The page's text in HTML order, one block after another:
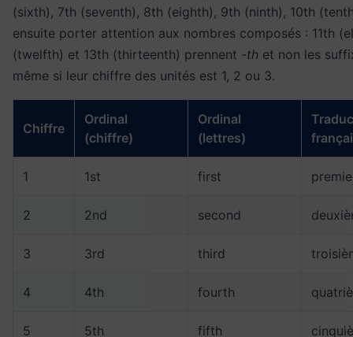
(sixth), 7th (seventh), 8th (eighth), 9th (ninth), 10th
ensuite porter attention aux nombres composés : 11th
(twelfth) et 13th (thirteenth) prennent -th et non les
même si leur chiffre des unités est 1, 2 ou 3.
Chiffre
Ordinal
(chiffre)
Ordinal
(lettres)
1 1st first
2 2nd second
3 3rd third
4 4th fourth
5 5th fifth